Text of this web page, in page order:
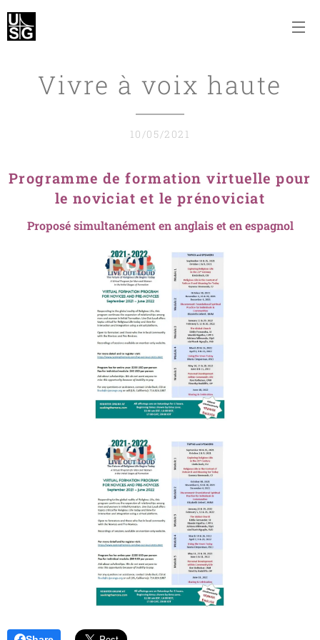
Vivre à voix haute
10/05/2021
Programme de formation virtuelle pour
le noviciat et le prénoviciat
Proposé simultanément en anglais et en espagnol